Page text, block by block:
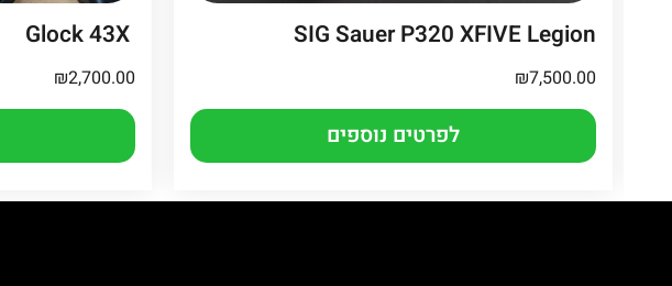
SIG Sauer P320 XFIVE Legion
₪7,500.00
לפרטים נוספים
₪2,700.00